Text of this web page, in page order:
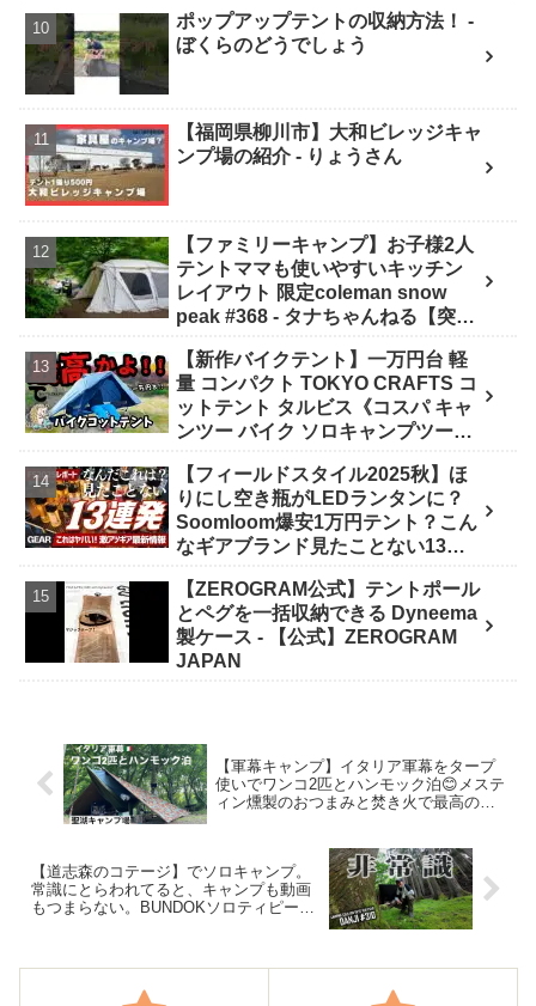
ポップアップテントの収納方法！ -
ぼくらのどうでしょう
【福岡県柳川市】大和ビレッジキャ
ンプ場の紹介 - りょうさん
【ファミリーキャンプ】お子様2人
テントママも使いやすいキッチン
レイアウト 限定coleman snow
peak #368 - タナちゃんねる【突撃
【新作バイクテント】一万円台 軽
量 コンパクト TOKYO CRAFTS コ
ットテント タルビス《コスパ キャ
ンツー バイク ソロキャンプツーリ
リー 選び方》 - ｺﾝﾊﾟｸﾄｷﾞｱ紹介★バ
イク野営部
【フィールドスタイル2025秋】ほ
りにし空き瓶がLEDランタンに？
Soomloom爆安1万円テント？こん
なギアブランド見たことない13連
Outdoor News24
【ZEROGRAM公式】テントポール
とペグを一括収納できる Dyneema
製ケース - 【公式】ZEROGRAM
JAPAN
【軍幕キャンプ】イタリア軍幕をタープ
使いでワンコ2匹とハンモック泊😊メステ
ィン燻製のおつまみと焚き火で最高のま
【道志森のコテージ】でソロキャンプ。
常識にとらわれてると、キャンプも動画
もつまらない。BUNDOKソロティピー１